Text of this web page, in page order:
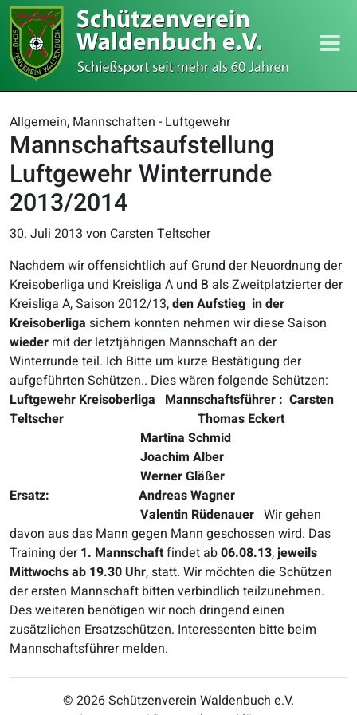
Allgemein, Mannschaften - Luftgewehr
Mannschaftsaufstellung
Luftgewehr Winterrunde
2013/2014
30. Juli 2013 von Carsten Teltscher
Nachdem wir offensichtlich auf Grund der Neuordnung der
Kreisoberliga und Kreisliga A und B als Zweitplatzierter der
Kreisliga A, Saison 2012/13,den Aufstieg in der
Kreisoberliga sichern konnten nehmen wir diese Saison
wieder mit der letztjährigen Mannschaft an der
Winterrunde teil. Ich Bitte um kurze Bestätigung der
aufgeführten Schützen.. Dies wären folgende Schützen:
Luftgewehr Kreisoberliga Mannschaftsführer : Carsten
Teltscher
Thomas Eckert
Martina Schmid
Joachim Alber
Werner Gläßer
Ersatz: Andreas Wagner
Valentin Rüdenauer Wir gehen
davon aus das Mann gegen Mann geschossen wird. Das
Training der1. Mannschaftfindet ab06.08.13,jeweils
Mittwochs ab 19.30 Uhr, statt. Wir möchten die Schützen
der ersten Mannschaft bitten verbindlich teilzunehmen.
Des weiteren benötigen wir noch dringend einen
zusätzlichen Ersatzschützen. Interessenten bitte beim
Mannschaftsführer melden.
© 2026 Schützenverein Waldenbuch e.V.